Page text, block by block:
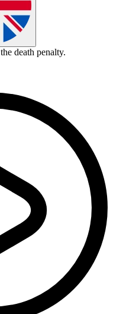
the death penalty.